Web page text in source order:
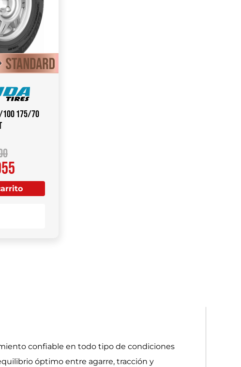
100 175/70
confiable en todo tipo de condiciones
óptimo entre agarre, tracción y